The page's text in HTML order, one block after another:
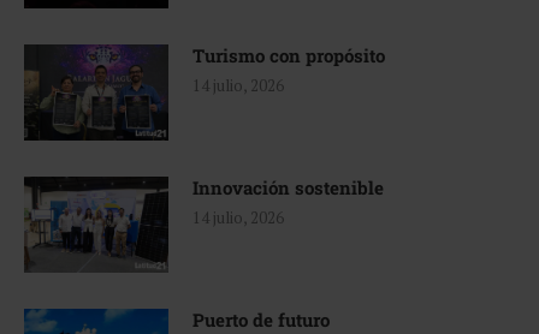
Turismo con propósito
14 julio, 2026
Innovación sostenible
14 julio, 2026
Puerto de futuro